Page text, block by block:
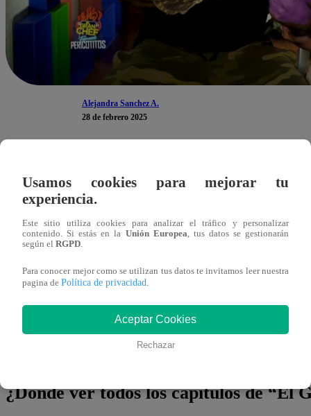
Alejandra Sanchez A.
28 de febrero 2025
jurado con la preparación de sus panes con sangrecita,
Si bien, al comienzo no todo fue bueno debido a que
finalmente los jurados se sorprendieron por el gran
“para mí has llegado al sabor de un buen pan con
luciano mazzetti dijo: “estoy gratamente sorprendido,
ismael e ishana, sonrieron de alegría e ismael dijo: “yo
¿Dónde ver todos los capítulos de “El
Usamos cookies para mejorar tu
experiencia.
Este sitio utiliza cookies para analizar el tráfico y personalizar
contenido. Si estás en la Unión Europea , tus datos se gestionarán
según el RGPD
Para conocer mejor como se utilizan tus datos te invitamos leer nuestra
pagina de Política de privacidad
Aceptar Cookies
Rechazar